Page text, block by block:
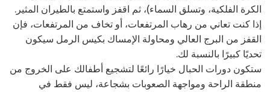
الكرة الفلكية، وتسلق السماء)، ثم اقفز واستمتع بالطيران المثير.
إذا كنت تعاني من رهاب المرتفعات، أو تخاف من المرتفعات، فإن
القفز من البرج العالي ومحاولة الإمساك بكيس الرمل سيكون
تحديًا كبيرًا بالنسبة لك.
ستكون دورات الحبال خيارًا رائعًا لتشجيع أطفالك على الخروج من
منطقة الراحة ومواجهة الصعوبات بشجاعة، ليس فقط في